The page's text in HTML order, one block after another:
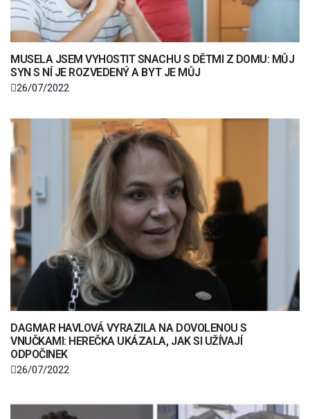
MUSELA JSEM VYHOSTIT SNACHU S DĚTMI Z DOMU: MŮJ
SYN S NÍ JE ROZVEDENÝ A BYT JE MŮJ
26/07/2022
DAGMAR HAVLOVÁ VYRAZILA NA DOVOLENOU S
VNUČKAMI: HEREČKA UKÁZALA, JAK SI UŽÍVAJÍ
ODPOČINEK
26/07/2022